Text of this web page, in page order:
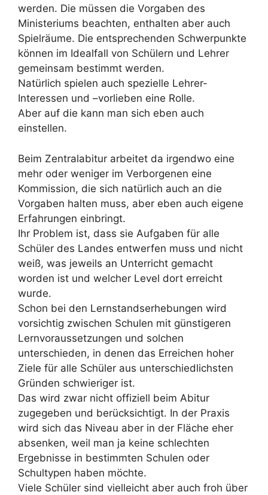
werden. Die müssen die Vorgaben des
Ministeriums beachten, enthalten aber auch
Spielräume. Die entsprechenden Schwerpunkte
können im Idealfall von Schülern und Lehrer
gemeinsam bestimmt werden.
Natürlich spielen auch spezielle Lehrer-
Interessen und –vorlieben eine Rolle.
Aber auf die kann man sich eben auch
einstellen.
Beim Zentralabitur arbeitet da irgendwo eine
mehr oder weniger im Verborgenen eine
Kommission, die sich natürlich auch an die
Vorgaben halten muss, aber eben auch eigene
Erfahrungen einbringt.
Ihr Problem ist, dass sie Aufgaben für alle
Schüler des Landes entwerfen muss und nicht
weiß, was jeweils an Unterricht gemacht
worden ist und welcher Level dort erreicht
wurde.
Schon bei den Lernstandserhebungen wird
vorsichtig zwischen Schulen mit günstigeren
Lernvoraussetzungen und solchen
unterschieden, in denen das Erreichen hoher
Ziele für alle Schüler aus unterschiedlichsten
Gründen schwieriger ist.
Das wird zwar nicht offiziell beim Abitur
zugegeben und berücksichtigt. In der Praxis
wird sich das Niveau aber in der Fläche eher
absenken, weil man ja keine schlechten
Ergebnisse in bestimmten Schulen oder
Schultypen haben möchte.
Viele Schüler sind vielleicht aber auch froh über